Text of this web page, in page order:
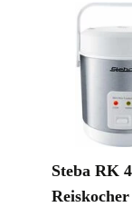
Steba RK
Reiskocher